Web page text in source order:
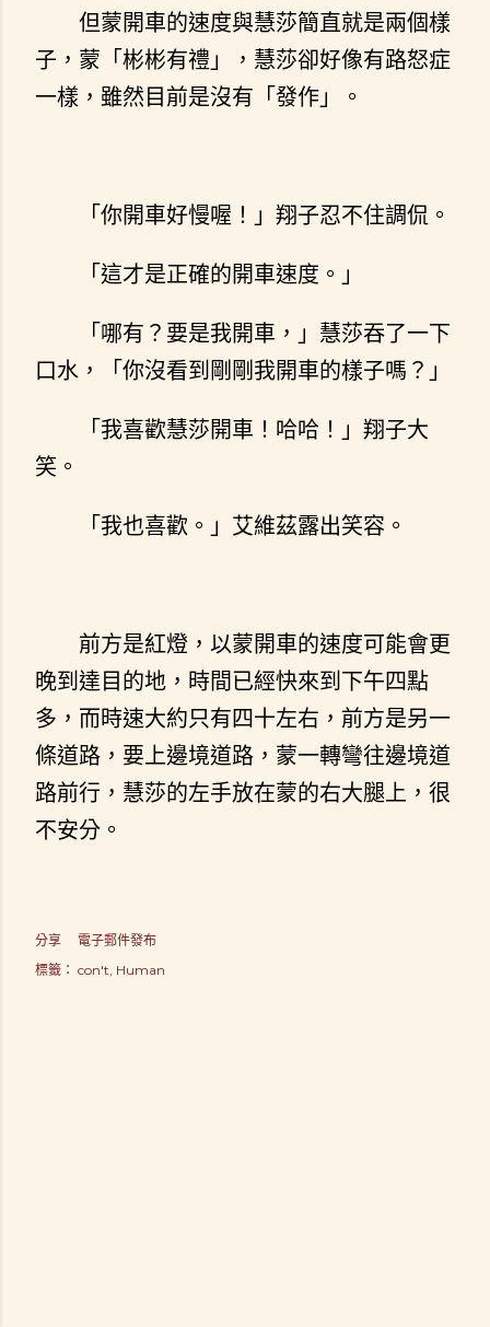
但蒙開車的速度與慧莎簡直就是兩個樣
子，蒙「彬彬有禮」，慧莎卻好像有路怒症
一樣，雖然目前是沒有「發作」。
「你開車好慢喔！」翔子忍不住調侃。
「這才是正確的開車速度。」
「哪有？要是我開車，」慧莎吞了一下
口水，「你沒看到剛剛我開車的樣子嗎？」
「我喜歡慧莎開車！哈哈！」翔子大
笑。
「我也喜歡。」艾維茲露出笑容。
前方是紅燈，以蒙開車的速度可能會更
晚到達目的地，時間已經快來到下午四點
多，而時速大約只有四十左右，前方是另一
條道路，要上邊境道路，蒙一轉彎往邊境道
路前行，慧莎的左手放在蒙的右大腿上，很
不安分。
分享
電子郵件發布
標籤： con't Human